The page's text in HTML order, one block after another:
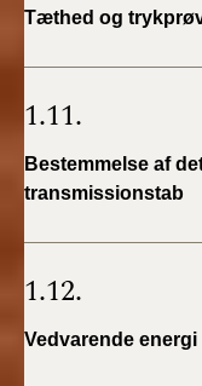
Tæthed og
1.11.
Bestemmelse af
transmissionstab
1.12.
Vedvarende energi